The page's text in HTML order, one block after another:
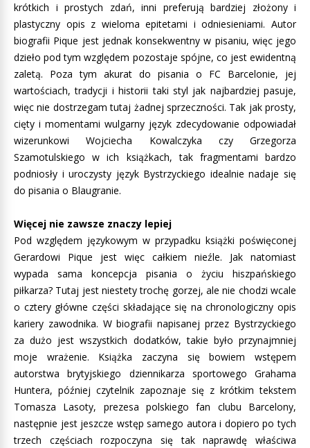
krótkich i prostych zdań, inni preferują bardziej złożony i
plastyczny opis z wieloma epitetami i odniesieniami. Autor
biografii Pique jest jednak konsekwentny w pisaniu, więc jego
dzieło pod tym względem pozostaje spójne, co jest ewidentną
zaletą. Poza tym akurat do pisania o FC Barcelonie, jej
wartościach, tradycji i historii taki styl jak najbardziej pasuje,
więc nie dostrzegam tutaj żadnej sprzeczności. Tak jak prosty,
cięty i momentami wulgarny język zdecydowanie odpowiadał
wizerunkowi Wojciecha Kowalczyka czy Grzegorza
Szamotulskiego w ich książkach, tak fragmentami bardzo
podniosły i uroczysty język Bystrzyckiego idealnie nadaje się
do pisania o Blaugranie.
Więcej nie zawsze znaczy lepiej
Pod względem językowym w przypadku książki poświęconej
Gerardowi Pique jest więc całkiem nieźle. Jak natomiast
wypada sama koncepcja pisania o życiu hiszpańskiego
piłkarza? Tutaj jest niestety trochę gorzej, ale nie chodzi wcale
o cztery główne części składające się na chronologiczny opis
kariery zawodnika. W biografii napisanej przez Bystrzyckiego
za dużo jest wszystkich dodatków, takie było przynajmniej
moje wrażenie. Książka zaczyna się bowiem wstępem
autorstwa brytyjskiego dziennikarza sportowego Grahama
Huntera, później czytelnik zapoznaje się z krótkim tekstem
Tomasza Lasoty, prezesa polskiego fan clubu Barcelony,
następnie jest jeszcze wstęp samego autora i dopiero po tych
trzech częściach rozpoczyna się tak naprawdę właściwa